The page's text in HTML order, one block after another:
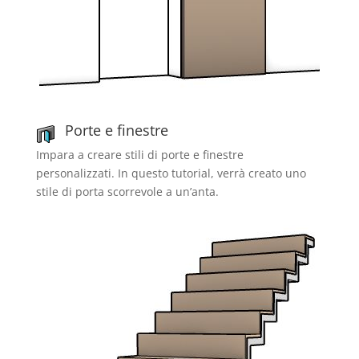
Porte e finestre
Impara a creare stili di porte e finestre
personalizzati. In questo tutorial, verrà creato uno
stile di porta scorrevole a un’anta.